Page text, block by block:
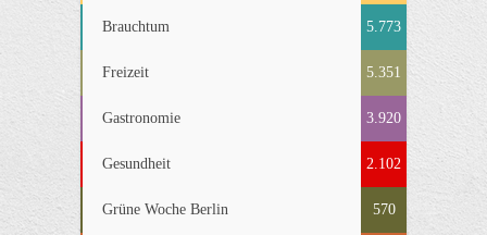
Brauchtum 5.773
Freizeit 5.351
Gastronomie 3.920
Gesundheit 2.102
Grüne Woche Berlin 570